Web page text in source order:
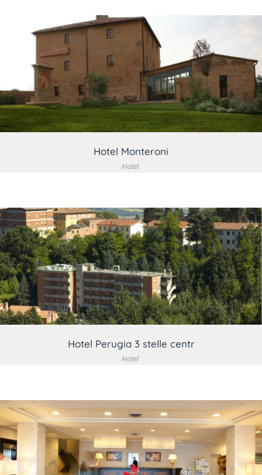
VEDI DETTAGLIO
Hotel Monteroni
Hotel
VEDI DETTAGLIO
Hotel Perugia 3 stelle centr
Hotel
VEDI DETTAGLIO